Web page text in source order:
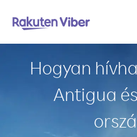
Hogyan
Antigua